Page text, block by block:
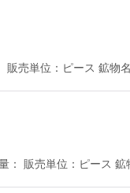
売単位：ピース 鉱物
販売単位：ピース